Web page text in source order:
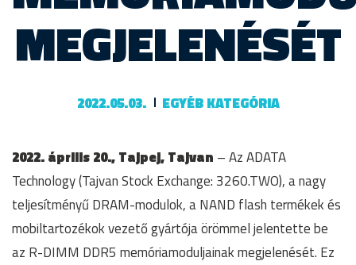
MEGJELENÉSÉT
2022.05.03. EGYÉB KATEGÓRIA
2022. április 20., Tajpej, Tajvan – Az ADATA
Technology (Tajvan Stock Exchange: 3260.TWO), a nagy
teljesítményű DRAM-modulok, a NAND flash termékek és
mobiltartozékok vezető gyártója örömmel jelentette be
az R-DIMM DDR5 memóriamoduljainak megjelenését. Ez